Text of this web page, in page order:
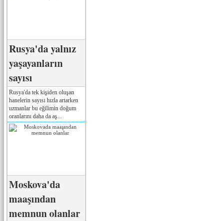
Rusya'da yalnız
yaşayanların
sayısı
Rusya'da tek kişiden oluşan
hanelerin sayısı hızla artarken
uzmanlar bu eğilimin doğum
oranlarını daha da aş...
Moskova'da
maaşından
memnun olanlar